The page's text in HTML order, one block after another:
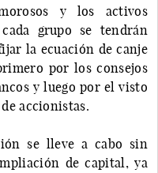
y los activos
grupo se tendrán
la ecuación de canje
por los consejos
y luego por el visto
accionistas.
se lleve a cabo sin
de capital, ya